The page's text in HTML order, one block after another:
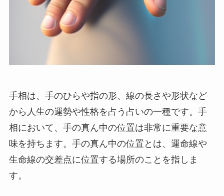
手相は、手のひらや指の形、線の長さや形状など
から人生の運勢や性格を占う占いの一種です。手
相において、手の真ん中の位置は非常に重要な意
味を持ちます。手の真ん中の位置とは、運命線や
生命線の交差点に位置する場所のことを指しま
す。